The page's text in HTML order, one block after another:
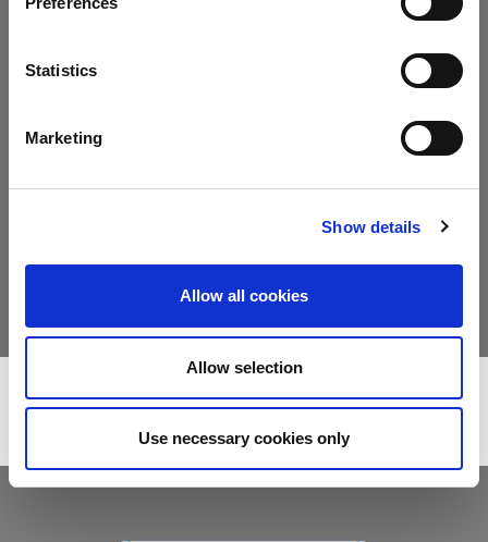
Statistics
Marketing
Show details
Allow all cookies
Allow selection
Use necessary cookies only
Slat cleaner & Slat protector
LASER-AUSSTATTUNGSMERKMALE